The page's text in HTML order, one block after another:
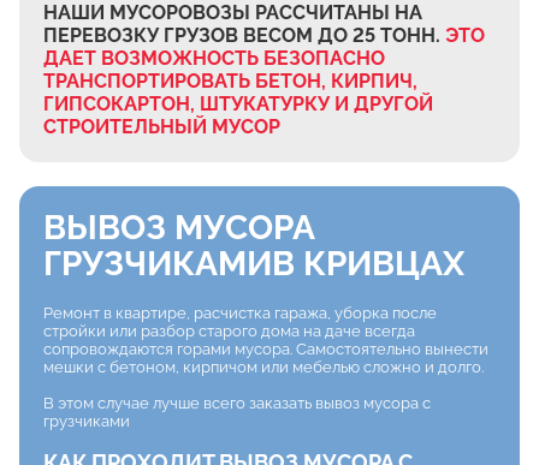
НАШИ МУСОРОВОЗЫ РАССЧИТАНЫ НА
ПЕРЕВОЗКУ ГРУЗОВ ВЕСОМ ДО 25 ТОНН. ЭТО
ДАЕТ ВОЗМОЖНОСТЬ БЕЗОПАСНО
ТРАНСПОРТИРОВАТЬ БЕТОН, КИРПИЧ,
ГИПСОКАРТОН, ШТУКАТУРКУ И ДРУГОЙ
СТРОИТЕЛЬНЫЙ МУСОР
ВЫВОЗ МУСОРА
ГРУЗЧИКАМИВ КРИВЦАХ
Ремонт в квартире, расчистка гаража, уборка после
стройки или разбор старого дома на даче всегда
сопровождаются горами мусора. Самостоятельно вынести
мешки с бетоном, кирпичом или мебелью сложно и долго.
В этом случае лучше всего заказать вывоз мусора с
грузчиками